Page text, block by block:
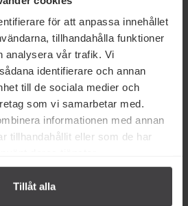
för att anpassa innehållet
tillhandahålla funktioner
analysera vår trafik. Vi
identifierare och annan
till de sociala medier och
som vi samarbetar med.
informationen med annan
tillhandahållit eller som de har
Tillåt alla
köper även